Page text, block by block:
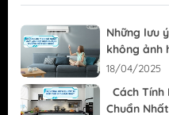
Những lưu
không ảnh
18/04/2025
Cách Tính
Chuẩn Nhất